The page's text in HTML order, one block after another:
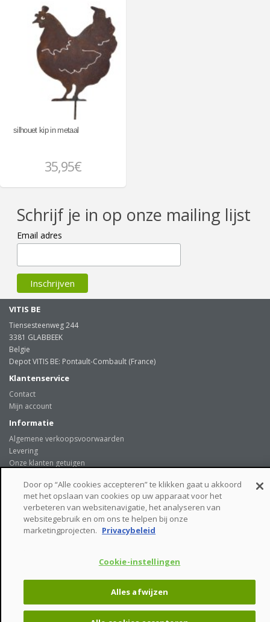
silhouet kip in metaal
35,95€
Schrijf je in op onze mailing lijst
Email adres
VITIS BE
Tiensesteenweg 244
3381 GLABBEEK
Belgie
Depot VITIS BE: Pontault-Combault (France)
Klantenservice
Contact
Mijn account
Informatie
Algemene verkoopsvoorwaarden
Levering
Onze klanten getuigen
Links
beveiligde betaalmogelijkheden
VITIS BE © - Tiensesteenweg 244 - 3381 GLABBEEK - Belgie
Door op “Alle cookies accepteren” te klikken gaat u akkoord
met het opslaan van cookies op uw apparaat voor het
verbeteren van websitenavigatie, het analyseren van
websitegebruik en om ons te helpen bij onze
marketingprojecten. Privacybeleid
Cookie-instellingen
Alles afwijzen